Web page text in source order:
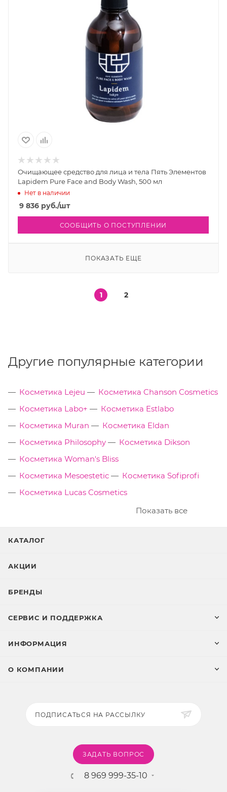
Очищающее средство для лица и тела Пять Элементов
Lapidem Pure Face and Body Wash, 500 мл
Нет в наличии
9 836 руб./шт
СООБЩИТЬ О ПОСТУПЛЕНИИ
ПОКАЗАТЬ ЕЩЕ
1 2
Другие популярные категории
Косметика Lejeu
Косметика Chanson Cosmetics
Косметика Labo+
Косметика Estlabo
Косметика Muran
Косметика Eldan
Косметика Philosophy
Косметика Dikson
Косметика Woman's Bliss
Косметика Mesoestetic
Косметика Sofiprofi
Косметика Lucas Cosmetics
Показать все
КАТАЛОГ
АКЦИИ
БРЕНДЫ
СЕРВИС И ПОДДЕРЖКА
ИНФОРМАЦИЯ
О КОМПАНИИ
ПОДПИСАТЬСЯ НА РАССЫЛКУ
ЗАДАТЬ ВОПРОС
8 969 999-35-10